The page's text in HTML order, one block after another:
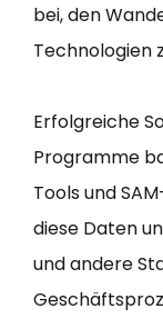
bei, den
Technologien
Erfolgreiche
Programme
Tools und
diese Daten
und andere